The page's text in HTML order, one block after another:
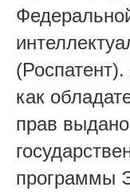
как
прав
программы